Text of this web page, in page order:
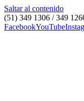
Saltar al contenido
(51) 349 1306 / 349
FacebookYouTube